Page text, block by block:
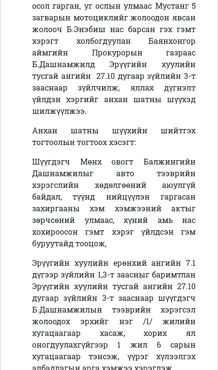
осол гарган, уг ослын улмаас Мустанг 5
загварын мотоциклийг жолоодон явсан
жолооч Б.Энэбиш нас барсан гэх гэмт
хэрэгт холбогдуулан Баянхонгор
аймгийн Прокурорын газраас
Б.Дашнамжилд Эрүүгийн хуулийн
тусгай ангийн 27.10 дугаар зүйлийн 3-т
зааснаар зүйлчилж, яллах дүгнэлт
үйлдэн хэргийг анхан шатны шүүхэд
шилжүүлжээ.
Анхан шатны шүүхийн шийтгэх
тогтоолын тогтоох хэсэгт:
Шүүгдэгч
Мөнх овогт Балжингийн
Дашнамжилыг
авто тээврийн
хэрэгслийн хөдөлгөөний аюулгүй
байдал, түүнд нийцүүлэн гаргасан
захиргааны хэм хэмжээний актыг
зөрчсөний улмаас, хүний амь нас
хохироосон гэмт хэрэг үйлдсэн гэм
буруутайд тооцож,
Эрүүгийн хуулийн ерөнхий ангийн 7.1
дүгээр зүйлийн 1,3-т заасныг баримтлан
Эрүүгийн хуулийн тусгай ангийн 27.10
дугаар зүйлийн 3-т зааснаар шүүгдэгч
Б.Дашнамжилын тээврийн хэрэгсэл
жолоодох эрхийг нэг /1/ жилийн
хугацаагаар хасаж, хорих ял
оногдуулахгүйгээр 1 жил 6 сарын
хугацаагаар тэнсэж, үүрэг хүлээлгэх
албадлагын арга хэмжээ хэрэглэж,